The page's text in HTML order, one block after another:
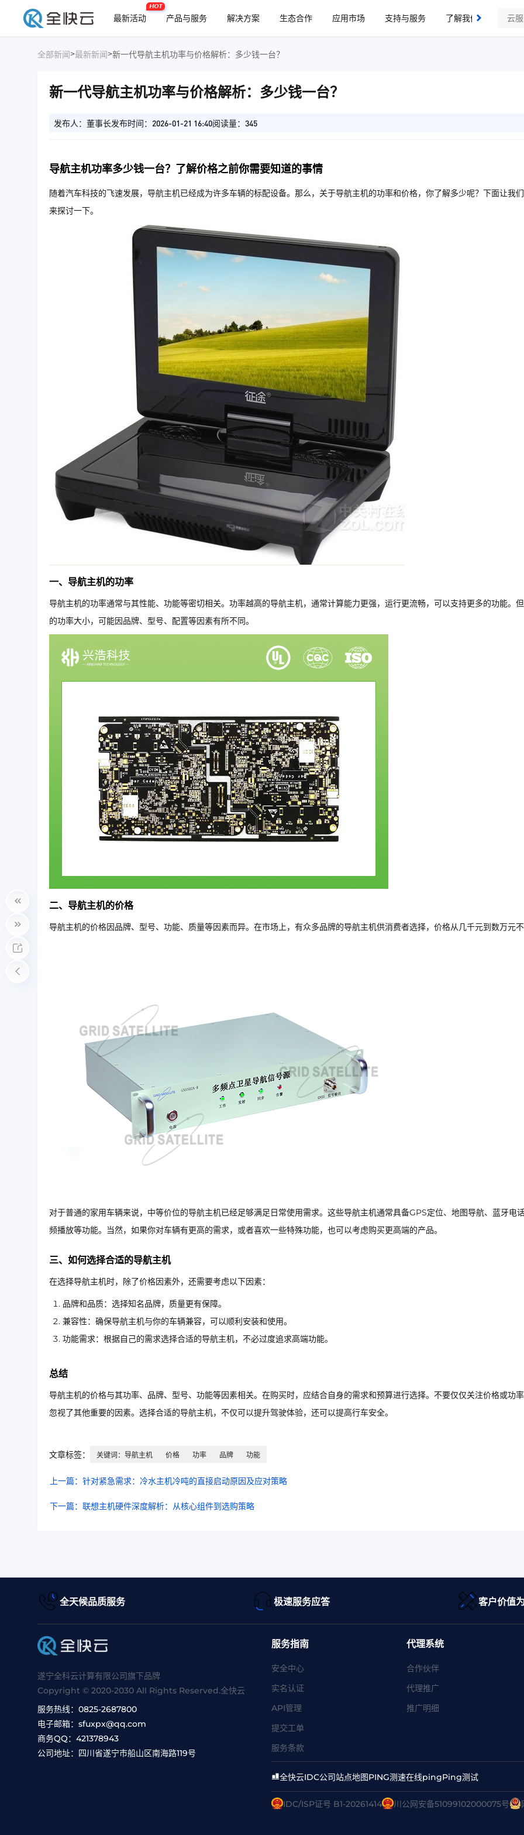
最新活动
HOT
产品与服务 解决方案 生态合作 应用市场 支持与服务 了解我们
全部新闻>最新新闻>新一代导航主机功率与价格解析：多少钱一台？
新一代导航主机功率与价格解析：多少钱一台？
发布人：董事长发布时间：2026-01-21 16:40阅读量：345
导航主机功率多少钱一台？了解价格之前你需要知道的事情
随着汽车科技的飞速发展，导航主机已经成为许多车辆的标配设备。那么，关于导航主机的功率和价格，你了解多少呢？下面让我
来探讨一下。
一、导航主机的功率
导航主机的功率通常与其性能、功能等密切相关。功率越高的导航主机，通常计算能力更强，运行更流畅，可以支持更多的功能。
的功率大小，可能因品牌、型号、配置等因素有所不同。
二、导航主机的价格
导航主机的价格因品牌、型号、功能、质量等因素而异。在市场上，有众多品牌的导航主机供消费者选择，价格从几千元到数万元
对于普通的家用车辆来说，中等价位的导航主机已经足够满足日常使用需求。这些导航主机通常具备GPS定位、地图导航、蓝牙电
频播放等功能。当然，如果你对车辆有更高的需求，或者喜欢一些特殊功能，也可以考虑购买更高端的产品。
三、如何选择合适的导航主机
在选择导航主机时，除了价格因素外，还需要考虑以下因素：
品牌和品质：选择知名品牌，质量更有保障。
兼容性：确保导航主机与你的车辆兼容，可以顺利安装和使用。
功能需求：根据自己的需求选择合适的导航主机，不必过度追求高端功能。
总结
导航主机的价格与其功率、品牌、型号、功能等因素相关。在购买时，应结合自身的需求和预算进行选择。不要仅仅关注价格或功
忽视了其他重要的因素。选择合适的导航主机，不仅可以提升驾驶体验，还可以提高行车安全。
文章标签： 关键词：导航主机 价格 功率 品牌 功能
上一篇：针对紧急需求：冷水主机冷吨的直接启动原因及应对策略
下一篇：联想主机硬件深度解析：从核心组件到选购策略
全天候品质服务 极速服务应答 客户价值
遂宁全科云计算有限公司旗下品牌
Copyright © 2020-2030 All Rights Reserved.全快云
服务热线： 0825-2687800
电子邮箱： sfuxpx@qq.com
商务QQ： 421378943
公司地址： 四川省遂宁市船山区南海路119号
服务指南
安全中心
实名认证
API管理
提交工单
服务条款
代理系统
合作伙伴
代理推广
推广明细
全快云IDC公司站点地图PING测速在线pingPing测试
IDC/ISP证号 B1-20261414 川公网安备51099102000075号